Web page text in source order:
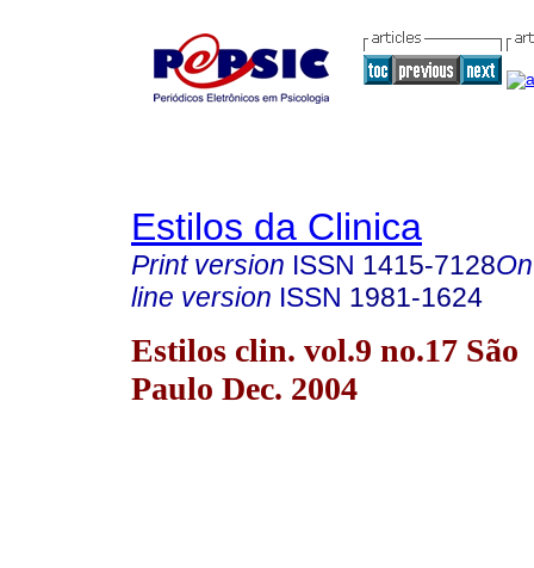
Estilos da Clinica
Print version ISSN 1415-7128
line version ISSN 1981-1624
Estilos clin. vol.9 no.17 São
Paulo Dec. 2004